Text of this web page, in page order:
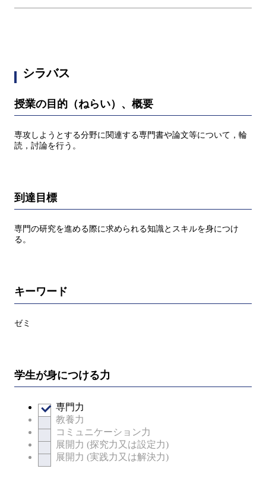
シラバス
授業の目的（ねらい）、概要
専攻しようとする分野に関連する専門書や論文等について，輪
読，討論を行う。
到達目標
専門の研究を進める際に求められる知識とスキルを身につけ
る。
キーワード
ゼミ
学生が身につける力
専門力
教養力
コミュニケーション力
展開力 (探究力又は設定力)
展開力 (実践力又は解決力)